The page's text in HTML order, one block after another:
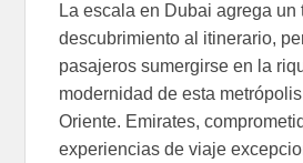
La escala en Dubai agrega un
descubrimiento al itinerario,
pasajeros sumergirse en la
modernidad de esta
Oriente. Emirates,
experiencias de viaje